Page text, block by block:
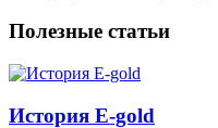
Полезные статьи
История E-gold